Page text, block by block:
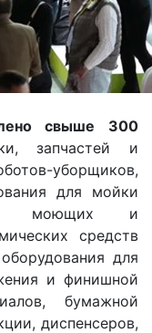
свыше 300
запчастей и
уборщиков,
для мойки
моющих и
средств
для
и финишной
бумажной
диспенсеров,